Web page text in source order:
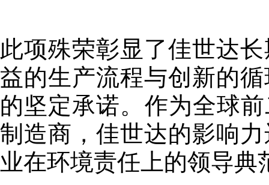
此项殊荣彰显了佳世达
益的生产流程与创新的
的坚定承诺。作为全球
制造商，佳世达的影响
业在环境责任上的领导典